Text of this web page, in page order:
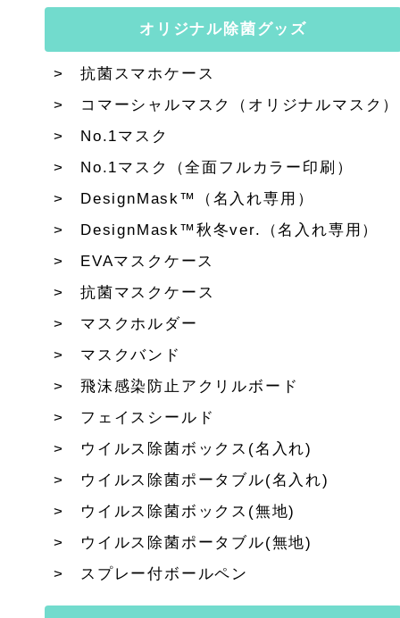
オリジナル除菌グッズ
抗菌スマホケース
コマーシャルマスク（オリジナルマスク）
No.1マスク
No.1マスク（全面フルカラー印刷）
DesignMask™（名入れ専用）
DesignMask™秋冬ver.（名入れ専用）
EVAマスクケース
抗菌マスクケース
マスクホルダー
マスクバンド
飛沫感染防止アクリルボード
フェイスシールド
ウイルス除菌ボックス(名入れ)
ウイルス除菌ポータブル(名入れ)
ウイルス除菌ボックス(無地)
ウイルス除菌ポータブル(無地)
スプレー付ボールペン